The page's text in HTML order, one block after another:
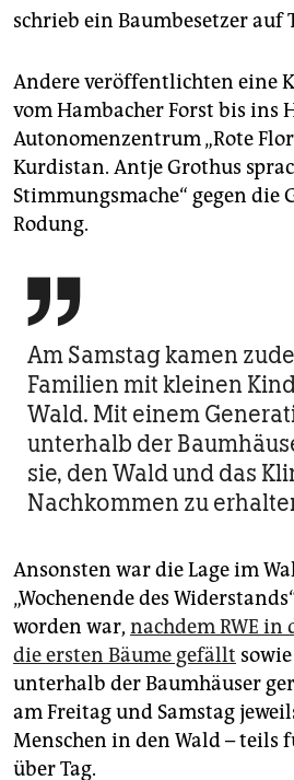
schrieb ein Baumbesetzer auf
Andere veröffentlichten eine
vom Hambacher Forst bis ins
Autonomenzentrum „Rote
Kurdistan. Antje Grothus
Stimmungsmache“ gegen die
Rodung.

Am Samstag kamen
Familien mit kleinen
Wald. Mit einem
unterhalb der
sie, den Wald und das
Nachkommen zu
Ansonsten war die Lage im
„Wochenende des
worden war, nachdem RWE in
die ersten Bäume gefällt
unterhalb der Baumhäuser
am Freitag und Samstag
Menschen in den Wald – teils
über Tag.